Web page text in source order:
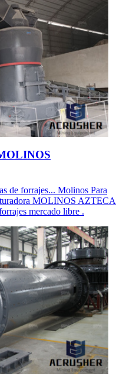
de forrajes... Molinos Para
MOLINOS AZTECA
mercado libre .